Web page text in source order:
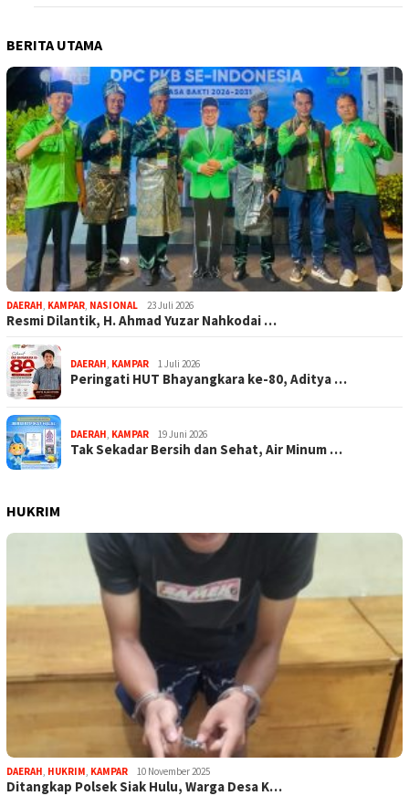
BERITA UTAMA
DAERAH KAMPAR NASIONAL 23 Juli 2026
Resmi Dilantik, H. Ahmad Yuzar Nahkodai …
DAERAH KAMPAR 1 Juli 2026
Peringati HUT Bhayangkara ke-80, Aditya …
DAERAH KAMPAR 19 Juni 2026
Tak Sekadar Bersih dan Sehat, Air Minum …
HUKRIM
DAERAH HUKRIM KAMPAR 10 November 2025
Ditangkap Polsek Siak Hulu, Warga Desa K…